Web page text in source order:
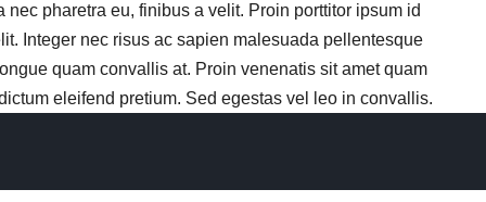
pharetra eu, finibus a velit. Proin porttitor ipsum id
Integer nec risus ac sapien malesuada pellentesque
quam convallis at. Proin venenatis sit amet quam
eleifend pretium. Sed egestas vel leo in convallis.